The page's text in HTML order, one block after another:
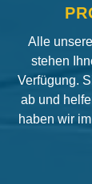
Alle
stehen
Verfügung.
ab und
haben wir